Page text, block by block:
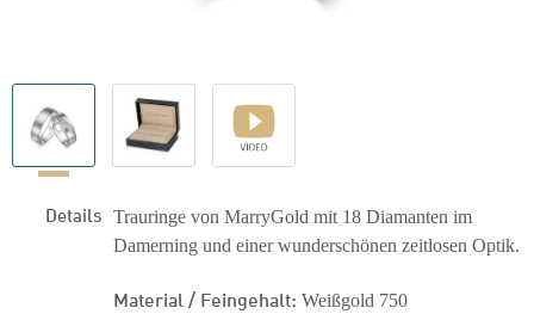
Details Trauringe von MarryGold mit 18 Diamanten im
Damerning und einer wunderschönen zeitlosen Optik.
Material / Feingehalt: Weißgold 750